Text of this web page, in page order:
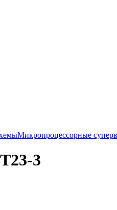
Микропроцессорные
3